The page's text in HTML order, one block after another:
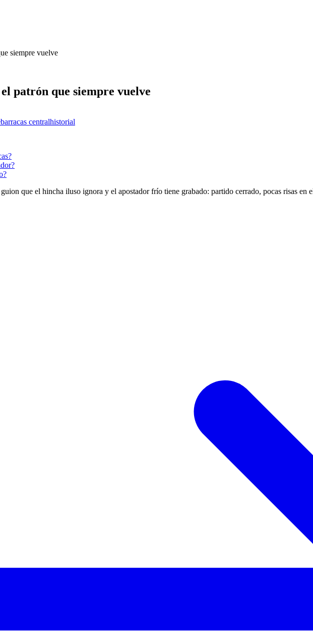
siempre vuelve
patrón que siempre vuelve
barracas centralhistorial
que el hincha iluso ignora y el apostador frío tiene grabado: partido cerrado, pocas risas